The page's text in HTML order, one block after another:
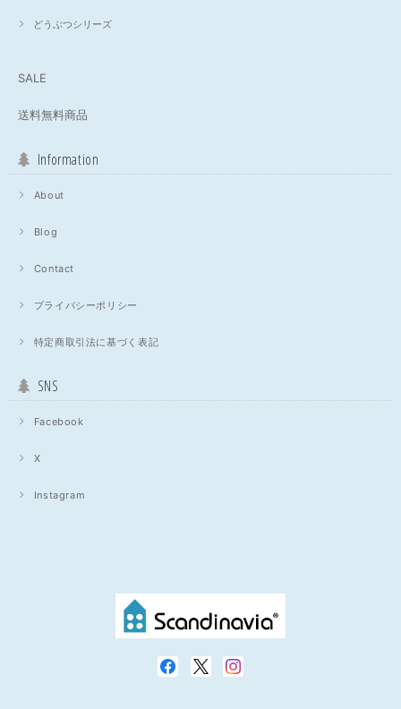
どうぶつシリーズ
SALE
送料無料商品
Information
About
Blog
Contact
プライバシーポリシー
特定商取引法に基づく表記
SNS
Facebook
X
Instagram